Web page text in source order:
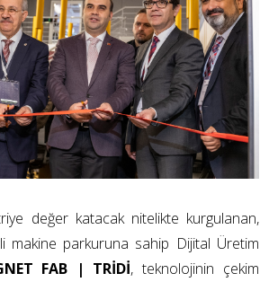
değer katacak nitelikte kurgulanan,
makine parkuruna sahip Dijital Üretim
FAB | TRİDİ, teknolojinin çekim